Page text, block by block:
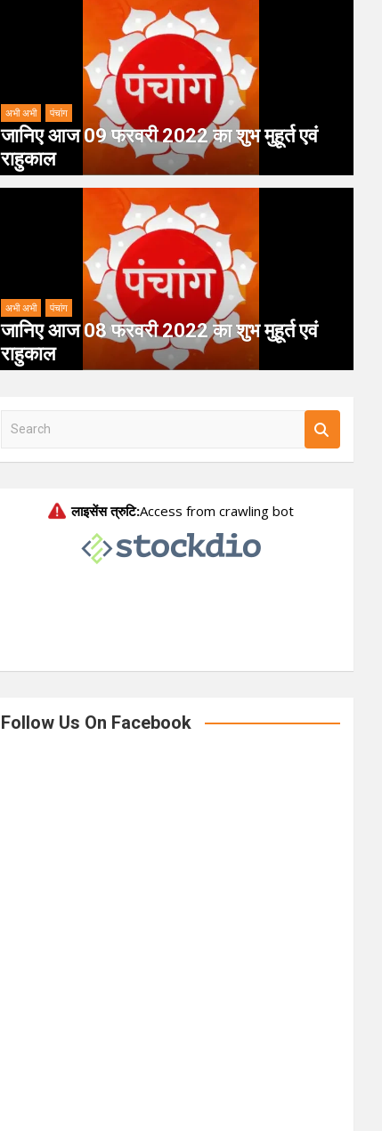
अभी अभी पंचांग
जानिए आज 09 फरवरी 2022 का शुभ मुहूर्त एवं
राहुकाल
अभी अभी पंचांग
जानिए आज 08 फरवरी 2022 का शुभ मुहूर्त एवं
राहुकाल
a
Follow Us On Facebook